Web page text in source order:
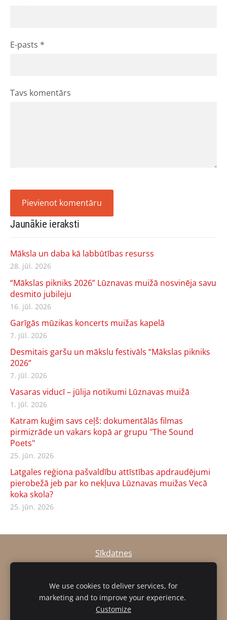
Jaunākie ieraksti
Māksla un daba kā labbūtības resurss
28. jūl. 2026
“Mākslas pikniks 2026” Lūznavas muižā nosvinēja savu
desmito jubileju
16. jūl. 2026
Garīgās mūzikas koncerts muižas kapelā
7. jūl. 2026
Desmitais garšu un mākslu festivāls “Mākslas pikniks
2026”
7. jūl. 2026
Vasaras viducī – jūlija notikumi Lūznavas muižā
1. jūl. 2026
Katram kuģim savs ceļš: dokumentālās filmas
pirmizrāde un vakars kopā ar grupu "The Sound
Poets"
25. jūn. 2026
Latgales reģiona pašvaldību attīstības apdraudējumi
pierobežā jeb par ko nekļuva Lūznavas muižas Vecā
koka skola?
25. jūn. 2026
E-pasts *
Tavs komentārs
Sīkdatnes
+37128686863,+371 29390701
Pils iela 8, Lūznava, Lūznavas pagasts, Rēzeknes novads, LV-
4627
We use cookies to deliver services, for
marketing and to improve your experience.
Customize